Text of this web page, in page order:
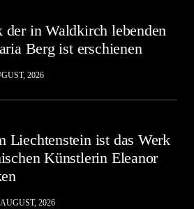
der in Waldkirch lebenden
Berg ist erschienen
2026
Liechtenstein ist das Werk
Künstlerin Eleanor
2026